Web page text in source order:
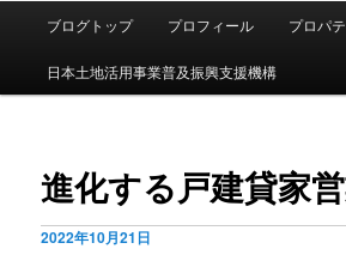
メインメニュー
メインコンテンツへ移動
サブコンテンツへ移動
ブログトップ プロフィール プロパ
日本土地活用事業普及振興支援機構
進化する戸建貸家
2022年10月21日